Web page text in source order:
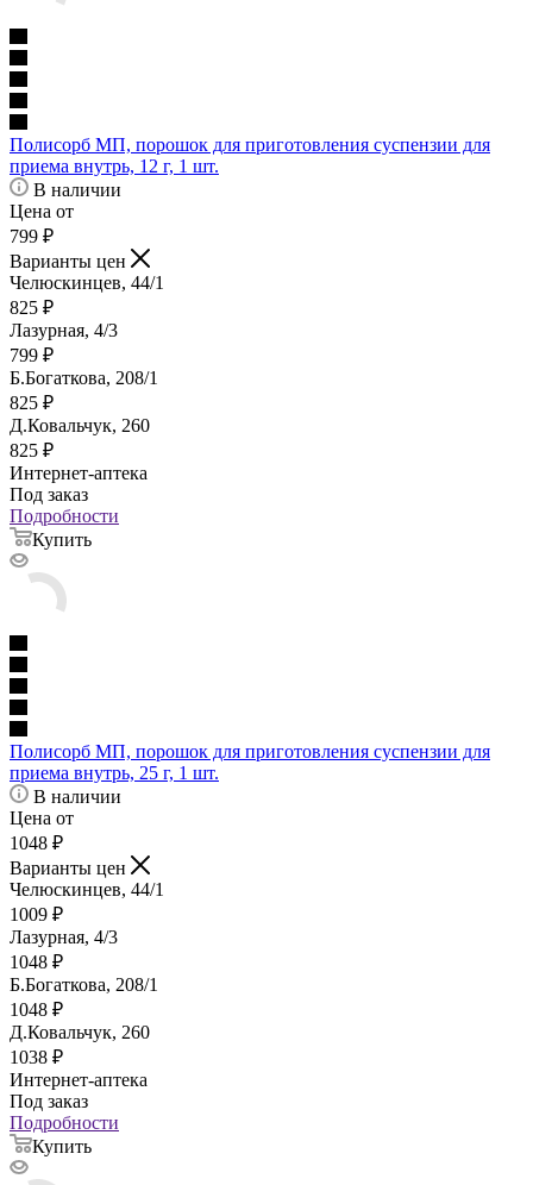
Полисорб МП, порошок для приготовления суспензии для
приема внутрь, 12 г, 1 шт.
В наличии
Цена от
799 ₽
Варианты цен
Челюскинцев, 44/1
825 ₽
Лазурная, 4/3
799 ₽
Б.Богаткова, 208/1
825 ₽
Д.Ковальчук, 260
825 ₽
Интернет-аптека
Под заказ
Подробности
Купить
Полисорб МП, порошок для приготовления суспензии для
приема внутрь, 25 г, 1 шт.
В наличии
Цена от
1048 ₽
Варианты цен
Челюскинцев, 44/1
1009 ₽
Лазурная, 4/3
1048 ₽
Б.Богаткова, 208/1
1048 ₽
Д.Ковальчук, 260
1038 ₽
Интернет-аптека
Под заказ
Подробности
Купить